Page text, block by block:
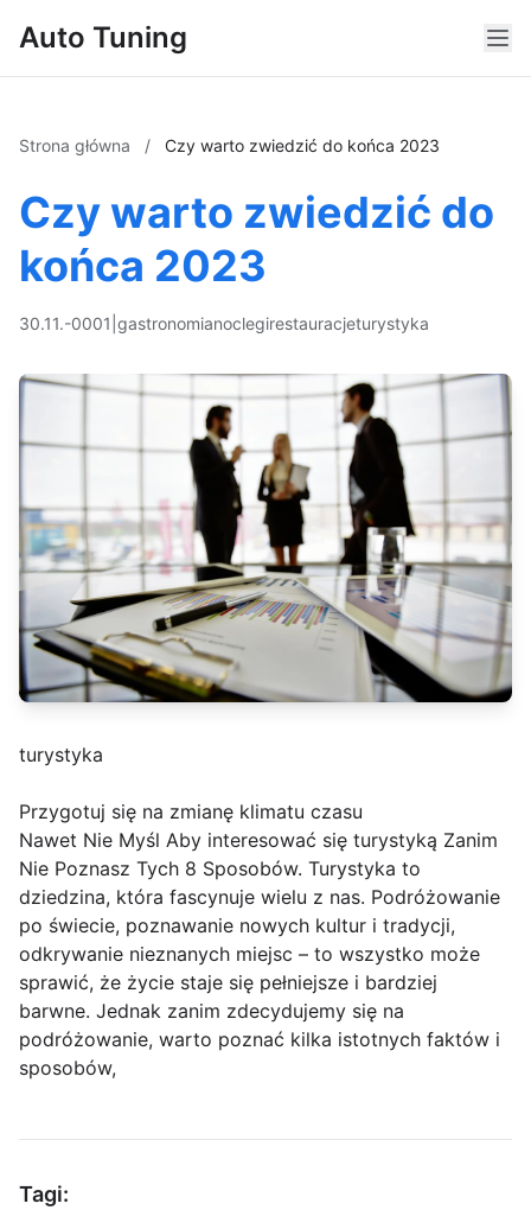
Auto Tuning
Strona główna / Czy warto zwiedzić do końca 2023
Czy warto zwiedzić do
końca 2023
30.11.-0001 gastronomianoclegirestauracjeturystyka
turystyka
Przygotuj się na zmianę klimatu czasu
Nawet Nie Myśl Aby interesować się turystyką Zanim
Nie Poznasz Tych 8 Sposobów. Turystyka to
dziedzina, która fascynuje wielu z nas. Podróżowanie
po świecie, poznawanie nowych kultur i tradycji,
odkrywanie nieznanych miejsc – to wszystko może
sprawić, że życie staje się pełniejsze i bardziej
barwne. Jednak zanim zdecydujemy się na
podróżowanie, warto poznać kilka istotnych faktów i
sposobów,
Tagi: